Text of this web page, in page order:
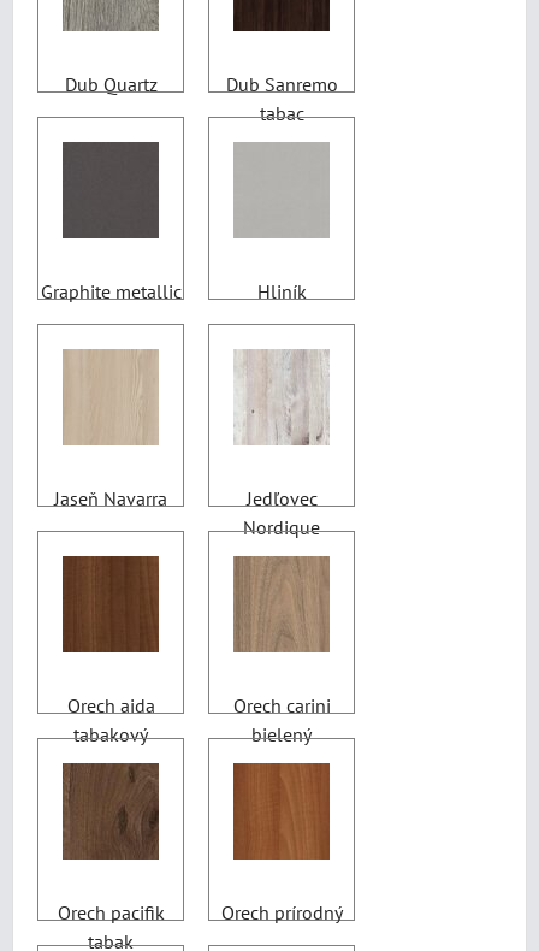
Dub Quartz
Dub Sanremo
tabac
Graphite metallic Hliník
Jaseň Navarra
Jedľovec
Nordique
Orech aida
tabakový
Orech carini
bielený
Orech pacifik
tabak
Orech prírodný